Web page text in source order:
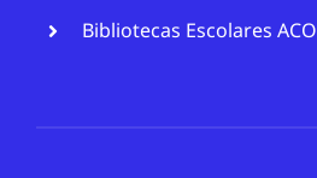
Bibliotecas Escolares ACO